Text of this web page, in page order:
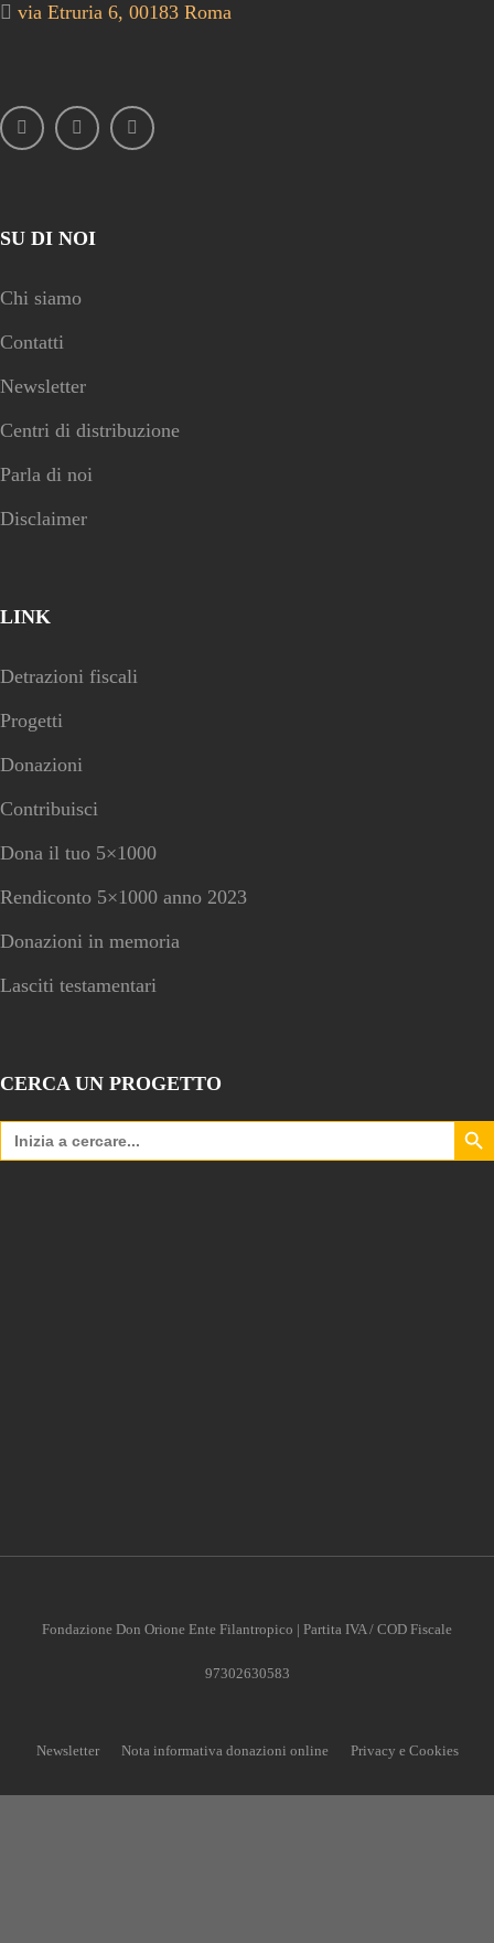
via Etruria 6, 00183 Roma
SU DI NOI
Chi siamo
Contatti
Newsletter
Centri di distribuzione
Parla di noi
Disclaimer
LINK
Detrazioni fiscali
Progetti
Donazioni
Contribuisci
Dona il tuo 5×1000
Rendiconto 5×1000 anno 2023
Donazioni in memoria
Lasciti testamentari
CERCA UN PROGETTO
Search
for:
Search
Fondazione Don Orione Ente Filantropico | Partita IVA / COD Fiscale
97302630583
Newsletter Nota informativa donazioni online Privacy e Cookies